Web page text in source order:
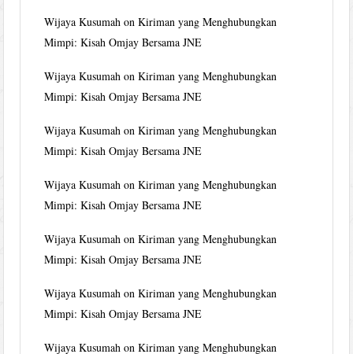
Wijaya Kusumah onKiriman yang Menghubungkan
Mimpi: Kisah Omjay Bersama JNE
Wijaya Kusumah onKiriman yang Menghubungkan
Mimpi: Kisah Omjay Bersama JNE
Wijaya Kusumah onKiriman yang Menghubungkan
Mimpi: Kisah Omjay Bersama JNE
Wijaya Kusumah onKiriman yang Menghubungkan
Mimpi: Kisah Omjay Bersama JNE
Wijaya Kusumah onKiriman yang Menghubungkan
Mimpi: Kisah Omjay Bersama JNE
Wijaya Kusumah onKiriman yang Menghubungkan
Mimpi: Kisah Omjay Bersama JNE
Wijaya Kusumah onKiriman yang Menghubungkan